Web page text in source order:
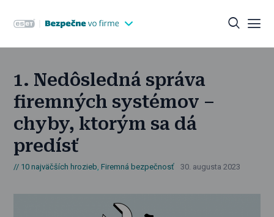
1. Nedôsledná správa
firemných systémov –
chyby, ktorým sa dá
predísť
10 najväčších hrozieb ,Firemná bezpečnosť 30. augusta 2023